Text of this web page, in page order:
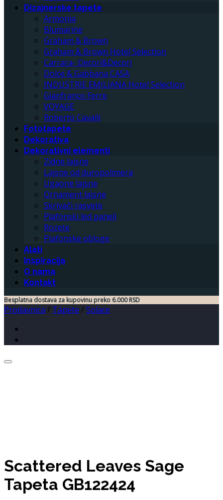
Dizajnerske tapete
Armonia
Blumarine
Graham & Brown
Graham & Brown Hotel Selection
Carrara- Decori&Decori
Dolce & Gabbana CASA
INDUSTRIE EMILIANA Hotel Selection
Gianfranco Ferre
VOYAGE
Roberto Cavalli
Fototapete
Dekorativa
Dekorativni elementi
Zidne lajsne
Lajsne od duropolimera
Ugaone lajsne
Ornament lajsne
Skrivači rasvete
Plafonski led paneli
Rozete
Plafonske obloge
Alati
Inspiracija
O nama
Kontakt
Besplatna dostava za kupovinu preko 6.000 RSD
Prodavnica / Tapete /Solace
Scattered Leaves Sage
Tapeta GB122424